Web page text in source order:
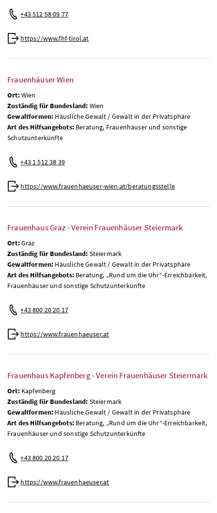
+43 512 58 09 77
https://www.fhf-tirol.at
Frauenhäuser Wien
Ort:Wien
Zuständig für Bundesland: Wien
Gewaltformen: Häusliche Gewalt / Gewalt in der Privatsphäre
Art des Hilfsangebots:Beratung, Frauenhäuser und sonstige
Schutzunterkünfte
+43 1 512 38 39
https://www.frauenhaeuser-wien.at/beratungsstelle
Frauenhaus Graz - Verein Frauenhäuser Steiermark
Ort:Graz
Zuständig für Bundesland: Steiermark
Gewaltformen: Häusliche Gewalt / Gewalt in der Privatsphäre
Art des Hilfsangebots:Beratung, „Rund um die Uhr“-Erreichbarkeit,
Frauenhäuser und sonstige Schutzunterkünfte
+43 800 20 20 17
https://www.frauenhaeuser.at
Frauenhaus Kapfenberg - Verein Frauenhäuser Steiermark
Ort:Kapfenberg
Zuständig für Bundesland: Steiermark
Gewaltformen: Häusliche Gewalt / Gewalt in der Privatsphäre
Art des Hilfsangebots:Beratung, „Rund um die Uhr“-Erreichbarkeit,
Frauenhäuser und sonstige Schutzunterkünfte
+43 800 20 20 17
https://www.frauenhaeuser.at